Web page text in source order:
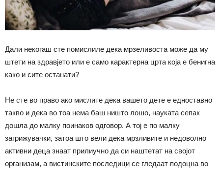
Дали некогаш сте помислиле дека мрзеливоста може да му
штети на здравјето или е само карактерна црта која е бенигна
како и сите останати?
Не сте во право ако мислите дека вашето дете е едноставно
такво и дека во тоа нема баш ништо лошо, науката сепак
дошла до малку поинаков одговор. А тој е по малку
загрижувачки, затоа што вели дека мрзливите и недоволно
активни деца знаат прилиучно да си наштетат на својот
организам, а вистинските последици се гледаат подоцна во